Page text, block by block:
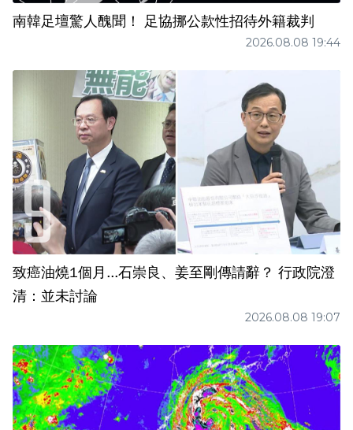
南韓足壇驚人醜聞！ 足協挪公款性招待外籍裁判
2026.08.08 19:44
致癌油燒1個月...石崇良、姜至剛傳請辭？ 行政院澄
清：並未討論
2026.08.08 19:07